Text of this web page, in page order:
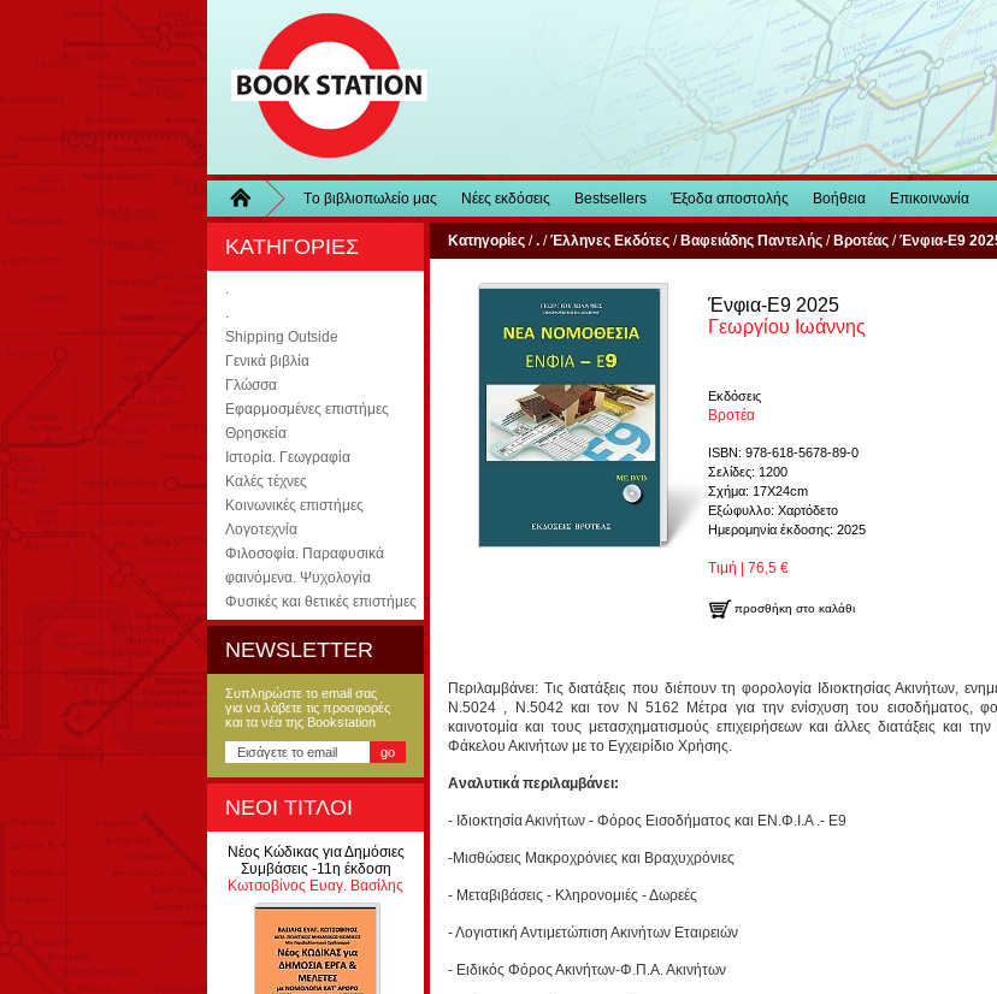
Τo βιβλιοπωλείo μας Νέες εκδόσεις Bestsellers Έξοδα αποστολής Βοήθεια Επικοινωνία
ΚΑΤΗΓΟΡΙΕΣ
.
.
Shipping Outside
Γενικά βιβλία
Γλώσσα
Εφαρμοσμένες επιστήμες
Θρησκεία
Ιστορία. Γεωγραφία
Καλές τέχνες
Κοινωνικές επιστήμες
Λογοτεχνία
Φιλοσοφία. Παραφυσικά
φαινόμενα. Ψυχολογία
Φυσικές και θετικές επιστήμες
NEWSLETTER
Συπληρώστε το email σας
για να λάβετε τις προσφορές
και τα νέα της Bookstation
ΝΕΟΙ ΤΙΤΛΟΙ
Νέος Κώδικας για Δημόσιες
Συμβάσεις -11η έκδοση
Κωτσοβίνος Ευαγ. Βασίλης
Κατηγορίες /. /Έλληνες Εκδότες / Βαφειάδης Παντελής / Βροτέας /Ένφια-Ε9
Ένφια-Ε9 2025
Γεωργίου Ιωάννης
Εκδόσεις
Βροτέα
ISBN: 978-618-5678-89-0
Σελίδες: 1200
Σχήμα: 17Χ24cm
Εξώφυλλο: Χαρτόδετο
Ημερομηνία έκδοσης: 2025
Τιμή | 76,5 €
προσθήκη στο καλάθι
Περιλαμβάνει: Τις διατάξεις που διέπουν τη φορολογία Ιδιοκτησίας Ακινήτων,
Ν.5024 , Ν.5042 και τον Ν 5162 Μέτρα για την ενίσχυση του εισοδήματος,
καινοτομία και τους μετασχηματισμούς επιχειρήσεων και άλλες διατάξεις και
Φάκελου Ακινήτων με το Εγχειρίδιο Χρήσης.
Αναλυτικά περιλαμβάνει:
- Ιδιοκτησία Ακινήτων - Φόρος Εισοδήματος και ΕΝ.Φ.Ι.Α .- Ε9
-Μισθώσεις Μακροχρόνιες και Βραχυχρόνιες
- Μεταβιβάσεις - Κληρονομιές - Δωρεές
- Λογιστική Αντιμετώπιση Ακινήτων Εταιρειών
- Ειδικός Φόρος Ακινήτων-Φ.Π.Α. Ακινήτων